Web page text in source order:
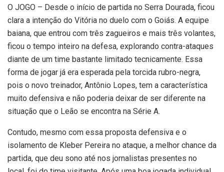
O JOGO – Desde o início de partida no Serra Dourada, ficou
clara a intenção do Vitória no duelo com o Goiás. A equipe
baiana, que entrou com três zagueiros e mais três volantes,
ficou o tempo inteiro na defesa, explorando contra-ataques
diante de um time bastante limitado tecnicamente. Essa
forma de jogar já era esperada pela torcida rubro-negra,
pois o novo treinador, Antônio Lopes, tem a característica
muito defensiva e não poderia deixar de ser diferente na
situação que o Leão se encontra na Série A.
Contudo, mesmo com essa proposta defensiva e o
isolamento de Kleber Pereira no ataque, a melhor chance da
partida, que deu sono até nos jornalistas presentes no